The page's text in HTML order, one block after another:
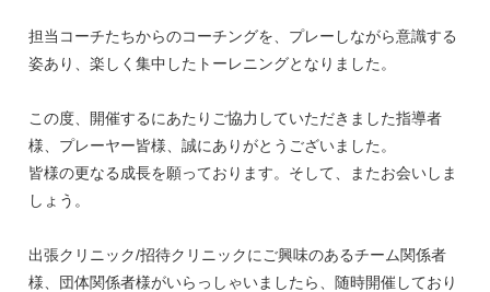
担当コーチたちからのコーチングを、プレーしながら意識する
姿あり、楽しく集中したトーレニングとなりました。
この度、開催するにあたりご協力していただきました指導者
様、プレーヤー皆様、誠にありがとうございました。
皆様の更なる成長を願っております。そして、またお会いしま
しょう。
出張クリニック/招待クリニックにご興味のあるチーム関係者
様、団体関係者様がいらっしゃいましたら、随時開催しており